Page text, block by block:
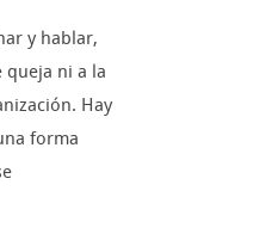
y hablar,
queja ni a la
Hay
forma